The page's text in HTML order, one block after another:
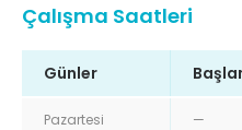
Çalışma Saatleri
Günler
Pazartesi —